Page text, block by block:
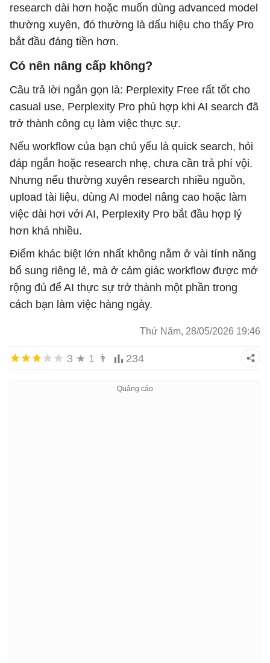
research dài hơn hoặc muốn dùng advanced model
thường xuyên, đó thường là dấu hiệu cho thấy Pro
bắt đầu đáng tiền hơn.
Có nên nâng cấp không?
Câu trả lời ngắn gọn là: Perplexity Free rất tốt cho
casual use, Perplexity Pro phù hợp khi AI search đã
trở thành công cụ làm việc thực sự.
Nếu workflow của bạn chủ yếu là quick search, hỏi
đáp ngắn hoặc research nhẹ, chưa cần trả phí vội.
Nhưng nếu thường xuyên research nhiều nguồn,
upload tài liệu, dùng AI model nâng cao hoặc làm
việc dài hơi với AI, Perplexity Pro bắt đầu hợp lý
hơn khá nhiều.
Điểm khác biệt lớn nhất không nằm ở vài tính năng
bổ sung riêng lẻ, mà ở cảm giác workflow được mở
rộng đủ để AI thực sự trở thành một phần trong
cách bạn làm việc hàng ngày.
Thứ Năm, 28/05/2026 19:46
3 ★ 1 👨 234